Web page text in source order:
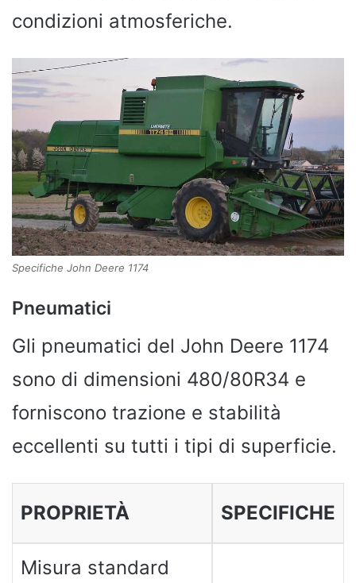
condizioni atmosferiche.
Specifiche John Deere 1174
Pneumatici
Gli pneumatici del John Deere 1174
sono di dimensioni 480/80R34 e
forniscono trazione e stabilità
eccellenti su tutti i tipi di superficie.
PROPRIETÀ SPECIFICHE
Misura standard